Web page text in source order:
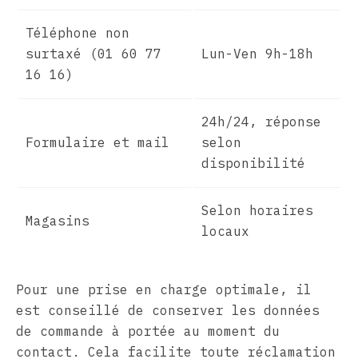
Téléphone non
surtaxé (01 60 77
16 16)
Lun-Ven 9h-18h
Formulaire et mail
24h/24, réponse
selon
disponibilité
Magasins
Selon horaires
locaux
Pour une prise en charge optimale, il
est conseillé de conserver les données
de commande à portée au moment du
contact. Cela facilite toute réclamation